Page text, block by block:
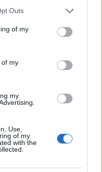
Outs
of my
of my
my
Use,
of my
with the
ΚΛΙΜΑ 13% (35
12% (34 ψήφοι)